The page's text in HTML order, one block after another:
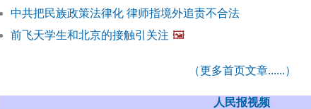
中共把民族政策法律化 律师指境外追责不合法
前飞天学生和北京的接触引关注 🖼️
（更多首页文章......）
人民报视频